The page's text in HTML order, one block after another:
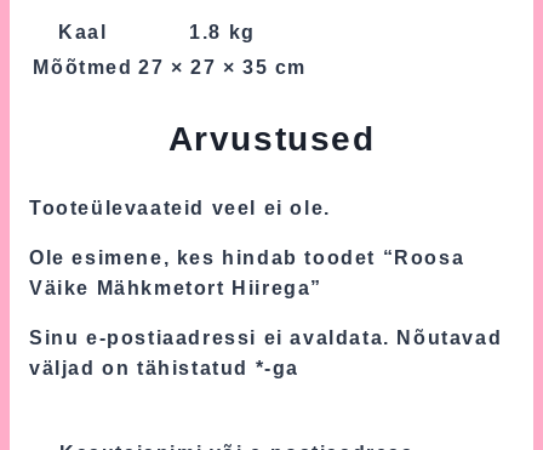
Kaal
1.8 kg
Mõõtmed 27 × 27 × 35 cm
Arvustused
Tooteülevaateid veel ei ole.
Ole esimene, kes hindab toodet “Roosa
Väike Mähkmetort Hiirega”
Sinu e-postiaadressi ei avaldata. Nõutavad
väljad on tähistatud *-ga